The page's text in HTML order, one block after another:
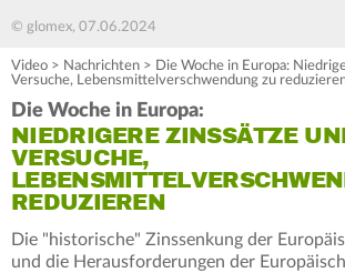
© glomex, 07.06.2024
Video > Nachrichten > Die Woche in Europa:
Versuche, Lebensmittelverschwendung zu
Die Woche in Europa:
NIEDRIGERE ZINSSÄTZE
VERSUCHE,
REDUZIEREN
Die "historische" Zinssenkung der
und die Herausforderungen der